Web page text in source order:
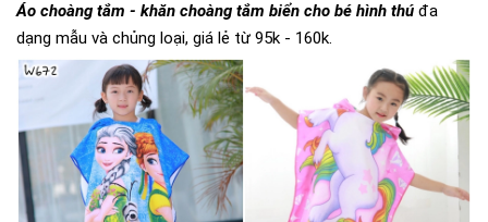
Áo choàng tắm - khăn choàng tắm biển cho bé hình thú đa
dạng mẫu và chủng loại, giá lẻ từ 95k - 160k.